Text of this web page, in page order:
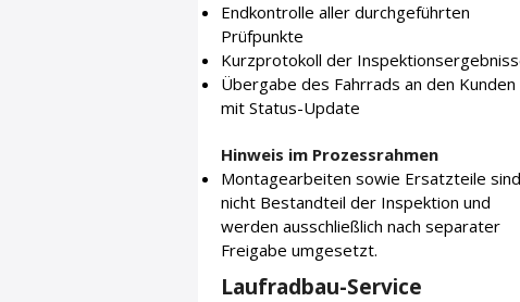
Endkontrolle aller durchgeführten
Prüfpunkte
Kurzprotokoll der
Übergabe des Fahrrads an den Kunden
mit Status-Update
Hinweis im Prozessrahmen
Montagearbeiten sowie Ersatzteile sind
nicht Bestandteil der Inspektion und
werden ausschließlich nach separater
Freigabe umgesetzt.
Laufradbau-Service